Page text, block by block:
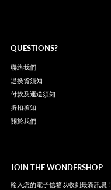
QUESTIONS?
聯絡我們
退換貨須知
付款及運送須知
折扣須知
關於我們
JOIN THE WONDERSHOP
輸入您的電子信箱以收到最新訊息！